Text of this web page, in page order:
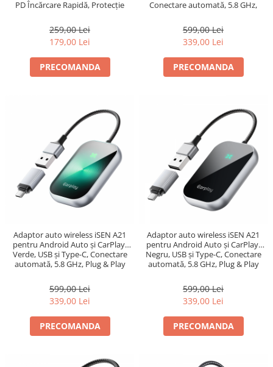
PD Încărcare Rapidă, Protecție
259,00 Lei
179,00 Lei
PRECOMANDA
Conectare automată, 5.8 GHz,
599,00 Lei
339,00 Lei
PRECOMANDA
Adaptor auto wireless iSEN A21
pentru Android Auto și CarPlay,
Verde, USB și Type-C, Conectare
automată, 5.8 GHz, Plug & Play
599,00 Lei
339,00 Lei
PRECOMANDA
Adaptor auto wireless iSEN A21
pentru Android Auto și CarPlay,
Negru, USB și Type-C, Conectare
automată, 5.8 GHz, Plug & Play
599,00 Lei
339,00 Lei
PRECOMANDA